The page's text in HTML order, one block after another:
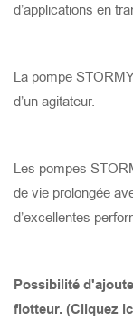
TANK 6110
TANK 4110
TANK 675
TANK 475
TANK 455
STORMY
STORMY
STORMY
STORMY
STORMY
GOMAX 455
GOMAX 437
GOCUT 437
GOCUT 337
GOCUT 322
X-SMART
SAVVY 150
SMART
SMART LITE
SMART
SMART 1500
d’applications en
La pompe
d’un agitateur.
Les pompes
de vie prolongée
d’excellentes
Possibilité
flotteur. (Cliquez